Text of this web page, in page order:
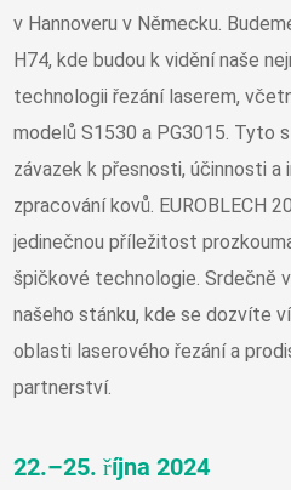
v Hannoveru v Německu.
H74, kde budou k vidění naše
technologii řezání laserem,
modelů S1530 a PG3015. Tyto
závazek k přesnosti, účinnosti a
zpracování kovů. EUROBLECH
jedinečnou příležitost
špičkové technologie. Srdečně
našeho stánku, kde se dozvíte
oblasti laserového řezání a
partnerství.
22.–25. října 2024